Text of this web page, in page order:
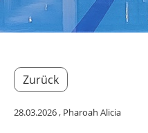
Zurück
28.03.2026, Pharoah Alicia